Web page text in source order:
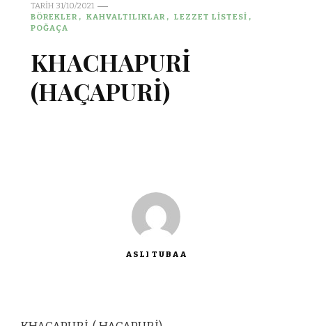
TARIH 31/10/2021
BÖREKLER
KAHVALTILIKLAR
LEZZET LİSTESİ
POĞAÇA
KHACHAPURİ
(HAÇAPURİ)
ASLI TUBAA